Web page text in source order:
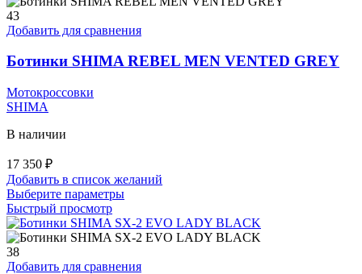
Опции
выбрать
43
Добавить для сравнения
Ботинки SHIMA REBEL MEN VENTED GREY
Мотокроссовки
SHIMA
В наличии
17 350 ₽
Добавить в список желаний
Выберите параметрыЭтот
имеет
несколько
Опции
Быстрый просмотр
38
Добавить для сравнения